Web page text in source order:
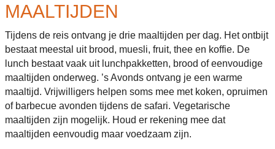
MAALTIJDEN
Tijdens de reis ontvang je drie maaltijden per dag. Het ontbijt
bestaat meestal uit brood, muesli, fruit, thee en koffie. De
lunch bestaat vaak uit lunchpakketten, brood of eenvoudige
maaltijden onderweg. ’s Avonds ontvang je een warme
maaltijd. Vrijwilligers helpen soms mee met koken, opruimen
of barbecue avonden tijdens de safari. Vegetarische
maaltijden zijn mogelijk. Houd er rekening mee dat
maaltijden eenvoudig maar voedzaam zijn.